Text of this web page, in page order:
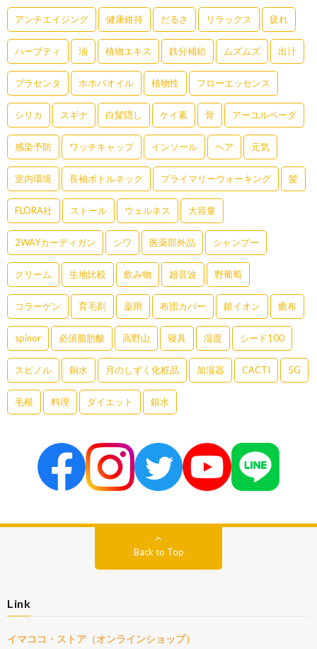
アンチエイジング 健康維持 だるさ リラックス 疲れ
ハーブティ 油 植物エキス 鉄分補給 ムズムズ 出汁
プラセンタ ホホバオイル 植物性 フローエッセンス
シリカ スギナ 白髪隠し ケイ素 骨 アーユルベーダ
感染予防 ワッチキャップ インソール ヘア 元気
室内環境 長袖ボトルネック プライマリーウォーキング 髪
FLORA社 ストール ウェルネス 大容量
2WAYカーディガン シワ 医薬部外品 シャンプー
クリーム 生地比較 飲み物 超音波 野葡萄
コラーゲン 育毛剤 薬用 布団カバー 銀イオン 癒布
spinor 必須脂肪酸 高野山 寝具 湿度 シード100
スピノル 銅水 月のしずく化粧品 加湿器 CACTI 5G
毛根 料理 ダイエット 銀水
Back to Top
Link
イマココ・ストア（オンラインショップ）